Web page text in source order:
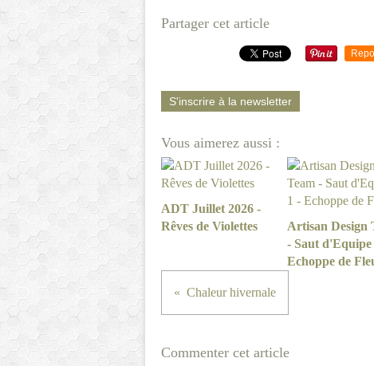
Partager cet article
S'inscrire à la newsletter
Vous aimerez aussi :
ADT Juillet 2026 -
Rêves de Violettes
Artisan Design
- Saut d'Equipe
Echoppe de
Chaleur hivernale
Commenter cet article